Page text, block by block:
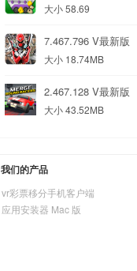
大小 58.69
7.467.796 V最新版
大小 18.74MB
2.467.128 V最新版
大小 43.52MB
我们的产品
vr彩票移分手机客户端
应用安装器 Mac 版